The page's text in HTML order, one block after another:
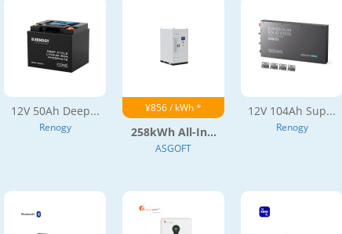
12V 50Ah Deep...
Renogy
¥856 / kWh *
258kWh All-In...
ASGOFT
12V 104Ah Sup...
Renogy